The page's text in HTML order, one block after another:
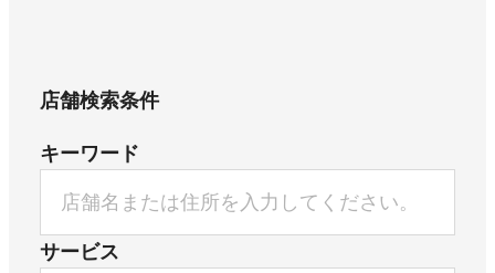
店舗検索条件
キーワード
サービス